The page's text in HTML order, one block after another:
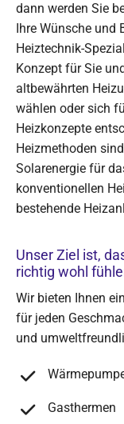
dann werden Sie
Ihre Wünsche und
Heiztechnik-
Konzept für Sie
altbewährten
wählen oder sich
Heizkonzepte
Heizmethoden
Solarenergie für
konventionellen
bestehende
Unser Ziel ist,
richtig wohl
Wir bieten Ihnen
für jeden
und
Gasthermen